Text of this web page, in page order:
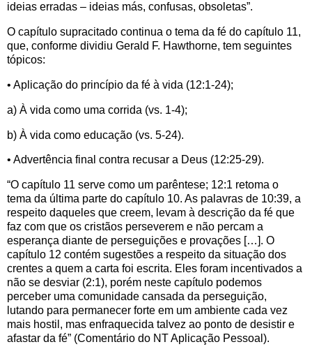
ideias erradas – ideias más, confusas, obsoletas”.
O capítulo supracitado continua o tema da fé do capítulo 11,
que, conforme dividiu Gerald F. Hawthorne, tem seguintes
tópicos:
• Aplicação do princípio da fé à vida (12:1-24);
a) À vida como uma corrida (vs. 1-4);
b) À vida como educação (vs. 5-24).
• Advertência final contra recusar a Deus (12:25-29).
“O capítulo 11 serve como um parêntese; 12:1 retoma o
tema da última parte do capítulo 10. As palavras de 10:39, a
respeito daqueles que creem, levam à descrição da fé que
faz com que os cristãos perseverem e não percam a
esperança diante de perseguições e provações […]. O
capítulo 12 contém sugestões a respeito da situação dos
crentes a quem a carta foi escrita. Eles foram incentivados a
não se desviar (2:1), porém neste capítulo podemos
perceber uma comunidade cansada da perseguição,
lutando para permanecer forte em um ambiente cada vez
mais hostil, mas enfraquecida talvez ao ponto de desistir e
afastar da fé” (Comentário do NT Aplicação Pessoal).